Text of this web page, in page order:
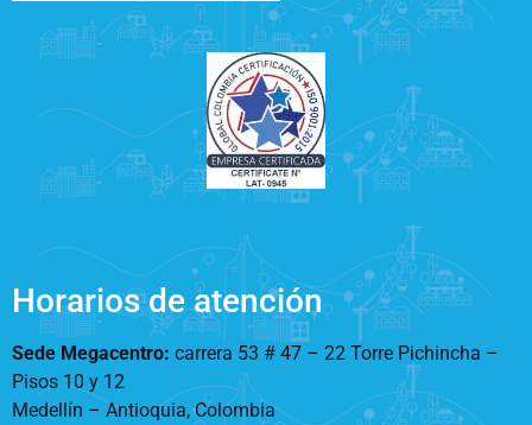
Horarios de atención
Sede Megacentro: carrera 53 # 47 – 22 Torre Pichincha –
Pisos 10 y 12
Medellín – Antioquia, Colombia